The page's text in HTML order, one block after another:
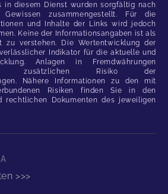
in diesem Dienst wurden sorgfältig nach
zusammengestellt. Für die
und Inhalte der Links wird jedoch
Keine der Informationsangaben ist als
zu verstehen. Die Wertentwicklung der
Indikator für die aktuelle und
Anlagen in Fremdwährungen
zusätzlichen Risiko der
Nähere Informationen zu den mit
Risiken finden Sie in den
rechtlichen Dokumenten des jeweiligen
>>>